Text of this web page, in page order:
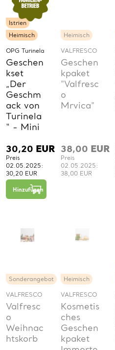
Heimisch
Istrien
OPG Turinela
Geschen
kset
„Der
Geschm
ack von
Turinela
“ - Mini
30,20 EUR
Preis
02.05.2025:
30,20 EUR
Hinzufügen
Heimisch
VALFRESCO
Geschen
kpaket
"Valfresc
o
Mrvica"
38,00 EUR
Preis
02.05.2025:
38,00 EUR
Sonderangebot
VALFRESCO
Valfresc
o
Weihnac
htskorb
Heimisch
VALFRESCO
Kosmetis
ches
Geschen
kpaket